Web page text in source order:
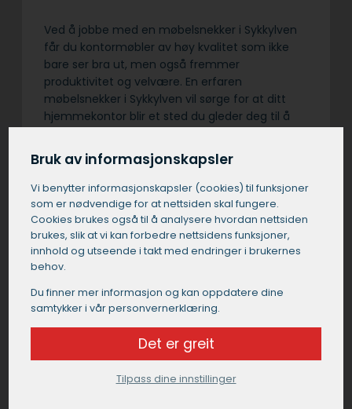
Ved å jobbe med en møbelsnekker i Sykkylven
får du kontormøbler av høy kvalitet som ikke
bare ser bra ut, men også fremmer
produktivitet og velvære. En erfaren
møbelsnekker i Sykkylven vil sørge for at ditt
hjemmekontor blir et sted du gleder deg til å
Få et uforpliktende tilbud
Send oss en kort beskrivelse av dine ønsker og
behov, så finner vi en passende
Få et tilbud fra en møbelsnekker i
Sykkylven
Bruk av informasjonskapsler
Vi benytter informasjons­kapsler (cookies) til funksjoner
som er nødvendige for at nettsiden skal fungere.
Cookies brukes også til å analysere hvordan nettsiden
brukes, slik at vi kan forbedre nettsidens funksjoner,
innhold og utseende i takt med endringer i brukernes
behov.
Du finner mer informasjon og kan oppdatere dine
samtykker i vår personvernerklæring.
Det er greit
Tilpass dine innstillinger